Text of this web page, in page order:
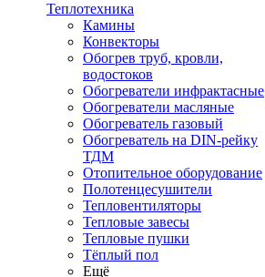
Теплотехника
Камины
Конвекторы
Обогрев труб, кровли,
водостоков
Обогреватели инфрактасные
Обогреватели масляные
Обогреватель газовый
Обогреватель на DIN-рейку
ТДМ
Отопительное оборудование
Полотенцесушители
Тепловентиляторы
Тепловые завесы
Тепловые пушки
Тёплый пол
Ещё